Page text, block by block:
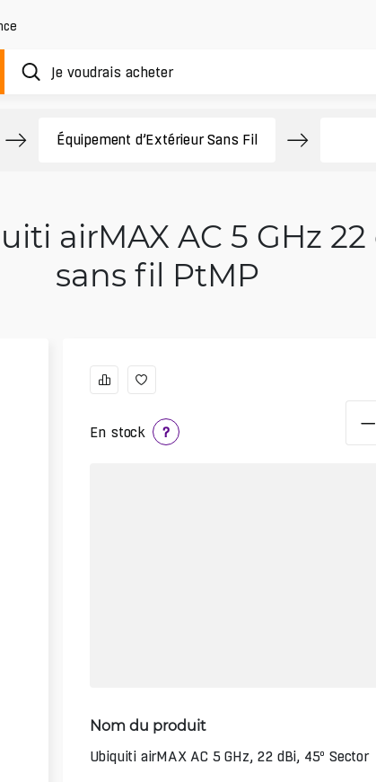
Équipement d’Extérieur Sans Fil
airMAX AC 5 GHz
sans fil PtMP
En stock ?
Nom du produit
Ubiquiti airMAX AC 5 GHz, 22 dBi, 45º Sector